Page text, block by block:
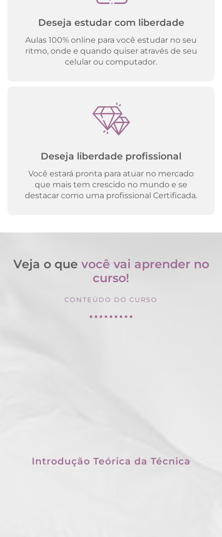
Deseja estudar com liberdade
Aulas 100% online para você estudar no seu
ritmo, onde e quando quiser através de seu
celular ou computador.
Deseja liberdade profissional
Você estará pronta para atuar no mercado
que mais tem crescido no mundo e se
destacar como uma profissional Certificada.
Veja o que você vai aprender no
curso!
CONTEÚDO DO CURSO
Introdução Teórica da Técnica